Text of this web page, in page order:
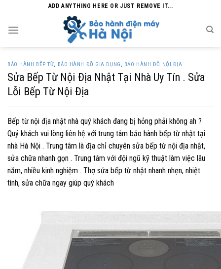
content
ADD ANYTHING HERE OR JUST REMOVE IT...
BẢO HÀNH BẾP TỪ, BẢO HÀNH ĐỒ GIA DỤNG , BẢO HÀNH ĐỒ NỘI ĐỊA
Sửa Bếp Từ Nội Địa Nhật Tại Nhà Uy Tín . Sửa
Lỗi Bếp Từ Nội Địa
Bếp từ nội địa nhật nhà quý khách đang bị hỏng phải không ah ?
Quý khách vui lòng liên hệ với trung tâm bảo hành bếp từ nhật tại
nhà Hà Nội . Trung tâm là địa chỉ chuyên sửa bếp từ nội địa nhật,
sửa chữa nhanh gọn . Trung tâm với đội ngũ kỹ thuật làm việc lâu
năm, nhiều kinh nghiệm . Thợ sửa bếp từ nhật nhanh nhẹn, nhiệt
tình, sửa chữa ngay giúp quý khách